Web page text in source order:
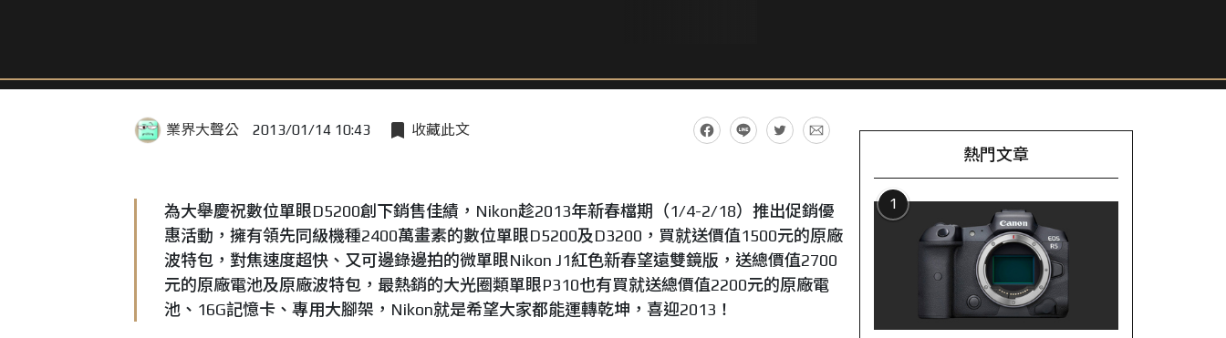
業界大聲公 2013/01/14 10:43 收藏此文
為大舉慶祝數位單眼D5200創下銷售佳績，Nikon趁2013年新春檔期（1/4-2/18）推出促銷優
惠活動，擁有領先同級機種2400萬畫素的數位單眼D5200及D3200，買就送價值1500元的原廠
波特包，對焦速度超快、又可邊錄邊拍的微單眼Nikon J1紅色新春望遠雙鏡版，送總價值2700
元的原廠電池及原廠波特包，最熱銷的大光圈類單眼P310也有買就送總價值2200元的原廠電
池、16G記憶卡、專用大腳架，Nikon就是希望大家都能運轉乾坤，喜迎2013！
熱門文章
1